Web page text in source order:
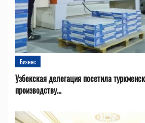
Бизнес
Узбекская делегация посетила
производству...